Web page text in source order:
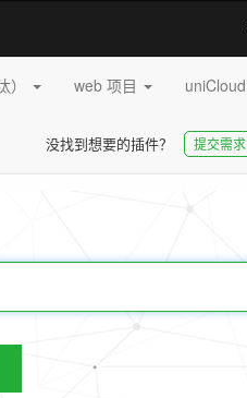
） web 项目 uniCloud
没找到想要的插件？ 提交需求